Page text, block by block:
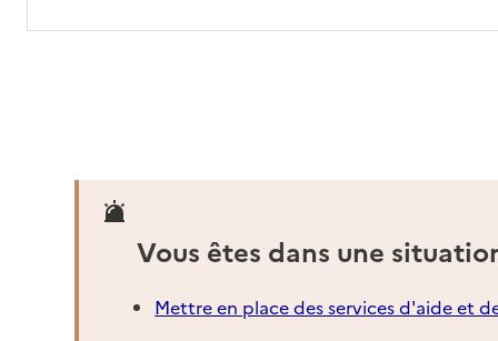
EHPAD Le Beau Regard
15 rue BeauregardVous êtes dans une
Mettre en place des services d'aide et